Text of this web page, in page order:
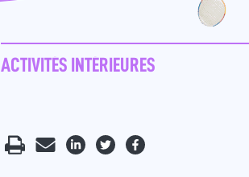
ACTIVITÉS INTÉRIEURES